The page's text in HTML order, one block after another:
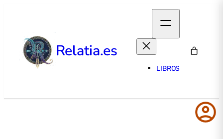
Relatia.es
LIBROS
account_circle